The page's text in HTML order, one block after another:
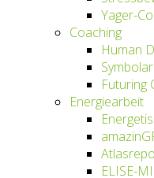
Yager-
Coaching
Human
Futuring
Energiearbeit
ELISE-